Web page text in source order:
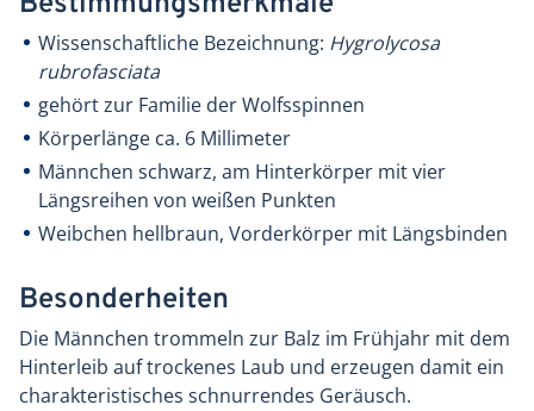
Wissenschaftliche Bezeichnung: Hygrolycosa
rubrofasciata
gehört zur Familie der Wolfsspinnen
Körperlänge ca. 6 Millimeter
Männchen schwarz, am Hinterkörper mit vier
Längsreihen von weißen Punkten
Weibchen hellbraun, Vorderkörper mit Längsbinden
Besonderheiten
Die Männchen trommeln zur Balz im Frühjahr mit dem
Hinterleib auf trockenes Laub und erzeugen damit ein
charakteristisches schnurrendes Geräusch.